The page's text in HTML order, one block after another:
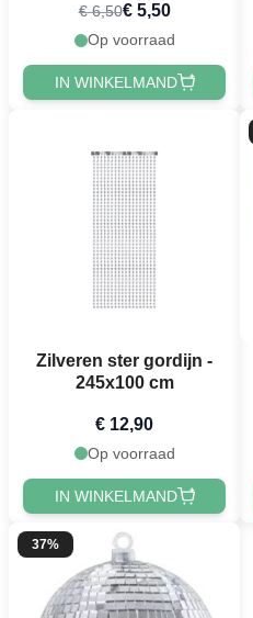
€ 6,50€ 5,50
Op voorraad
IN WINKELMAND
Zilveren ster gordijn -
245x100 cm
€ 12,90
Op voorraad
IN WINKELMAND
37%